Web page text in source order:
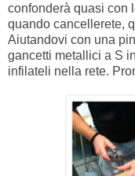
confonderà quasi con
quando cancellerete,
Aiutandovi con una
gancetti metallici a S
infilateli nella rete.